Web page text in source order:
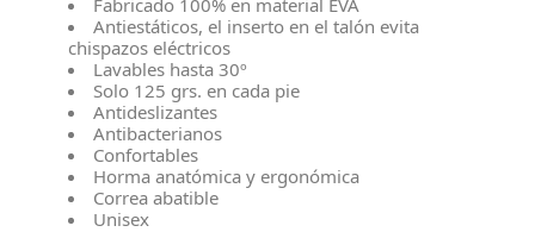
Fabricado 100% en material EVA
Antiestáticos, el inserto en el talón evita
chispazos eléctricos
Lavables hasta 30º
Solo 125 grs. en cada pie
Antideslizantes
Antibacterianos
Confortables
Horma anatómica y ergonómica
Correa abatible
Unisex